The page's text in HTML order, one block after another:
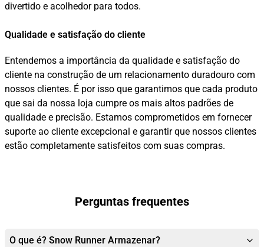
divertido e acolhedor para todos.
Qualidade e satisfação do cliente
Entendemos a importância da qualidade e satisfação do
cliente na construção de um relacionamento duradouro com
nossos clientes. É por isso que garantimos que cada produto
que sai da nossa loja cumpre os mais altos padrões de
qualidade e precisão. Estamos comprometidos em fornecer
suporte ao cliente excepcional e garantir que nossos clientes
estão completamente satisfeitos com suas compras.
Perguntas frequentes
O que é? Snow Runner Armazenar?